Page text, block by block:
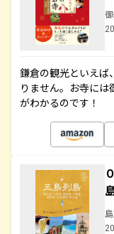
鎌倉の観光といえば
りません。お寺に
がわかるのです！